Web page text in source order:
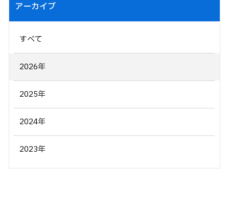
アーカイブ
すべて
2026年
2025年
2024年
2023年